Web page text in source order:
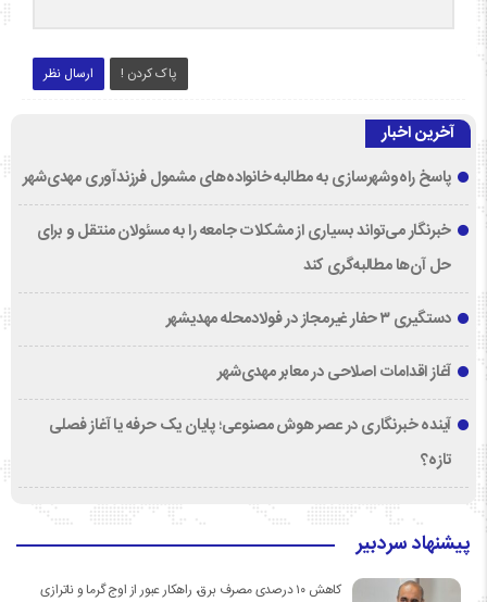
ارسال نظر پاک کردن !
آخرین اخبار
پاسخ راه‌وشهرسازی به مطالبه خانواده‌های مشمول فرزندآوری مهدی‌شهر
خبرنگار می‌تواند بسیاری از مشکلات جامعه را به مسئولان منتقل و برای
حل آن‌ها مطالبه‌گری کند
دستگیری ۳ حفار غیرمجاز در فولادمحله مهدیشهر
آغاز اقدامات اصلاحی در معابر مهدی‌شهر
آینده خبرنگاری در عصر هوش مصنوعی؛ پایان یک حرفه یا آغاز فصلی
تازه؟
پیشنهاد سردبیر
کاهش ۱۰ درصدی مصرف برق، راهکار عبور از اوج گرما و ناترازی